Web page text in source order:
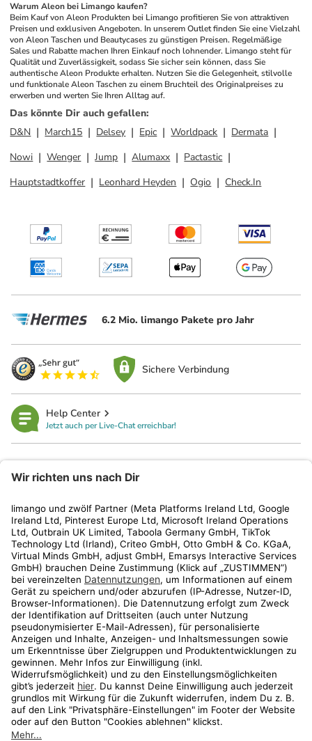
Warum Aleon bei Limango kaufen?
Beim Kauf von Aleon Produkten bei Limango profitieren Sie von attraktiven
Preisen und exklusiven Angeboten. In unserem Outlet finden Sie eine Vielzahl
von Aleon Taschen und Beautycases zu günstigen Preisen. Regelmäßige
Sales und Rabatte machen Ihren Einkauf noch lohnender. Limango steht für
Qualität und Zuverlässigkeit, sodass Sie sicher sein können, dass Sie
authentische Aleon Produkte erhalten. Nutzen Sie die Gelegenheit, stilvolle
und funktionale Aleon Taschen zu einem Bruchteil des Originalpreises zu
erwerben und werten Sie Ihren Alltag auf.
Das könnte Dir auch gefallen:
D&N
March15 Delsey Epic Worldpack
Dermata
Nowi
Wenger Jump Alumaxx
Pactastic
Hauptstadtkoffer
Leonhard Heyden Ogio Check.In
6.2 Mio. limango Pakete pro Jahr
Sichere Verbindung
Help Center
Jetzt auch per Live-Chat erreichbar!
Kundenservice
Shop
Aktionen
Travel